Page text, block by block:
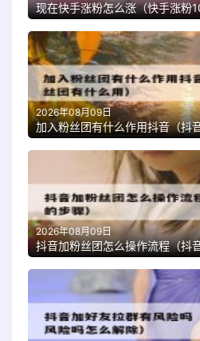
现在快手涨粉怎么涨（快手涨粉
2026年08月09日
2026年08月09日
抖音加粉丝团怎么操作流程（抖